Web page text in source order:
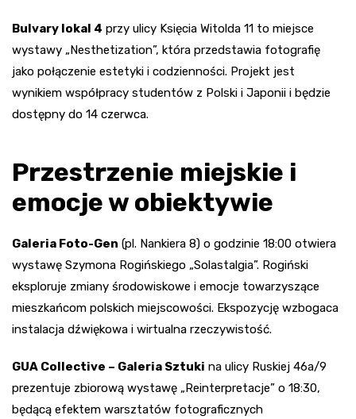
Bulvary lokal 4 przy ulicy Księcia Witolda 11 to miejsce
wystawy „Nesthetization”, która przedstawia fotografię
jako połączenie estetyki i codzienności. Projekt jest
wynikiem współpracy studentów z Polski i Japonii i będzie
dostępny do 14 czerwca.
Przestrzenie miejskie i
emocje w obiektywie
Galeria Foto-Gen (pl. Nankiera 8) o godzinie 18:00 otwiera
wystawę Szymona Rogińskiego „Solastalgia”. Rogiński
eksploruje zmiany środowiskowe i emocje towarzyszące
mieszkańcom polskich miejscowości. Ekspozycję wzbogaca
instalacja dźwiękowa i wirtualna rzeczywistość.
GUA Collective – Galeria Sztuki na ulicy Ruskiej 46a/9
prezentuje zbiorową wystawę „Reinterpretacje” o 18:30,
będącą efektem warsztatów fotograficznych